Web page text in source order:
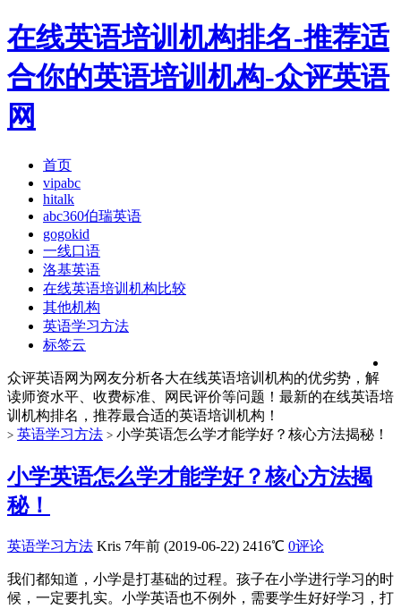
在线英语培训机构排名-推荐适
合你的英语培训机构-众评英语
网
首页
vipabc
hitalk
abc360伯瑞英语
gogokid
一线口语
洛基英语
在线英语培训机构比较
其他机构
英语学习方法
标签云
众评英语网为网友分析各大在线英语培训机构的优劣势，解
读师资水平、收费标准、网民评价等问题！最新的在线英语培
训机构排名，推荐最合适的英语培训机构！
> 英语学习方法 > 小学英语怎么学才能学好？核心方法揭秘！
小学英语怎么学才能学好？核心方法揭
秘！
英语学习方法 Kris 7年前 (2019-06-22) 2416℃ 0评论
我们都知道，小学是打基础的过程。孩子在小学进行学习的时
候，一定要扎实。小学英语也不例外，需要学生好好学习，打